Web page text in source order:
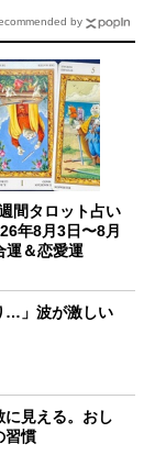
間タロット占い
年8月3日〜8月
運＆恋愛運
…」波が激しい
見える。おし
習慣
by